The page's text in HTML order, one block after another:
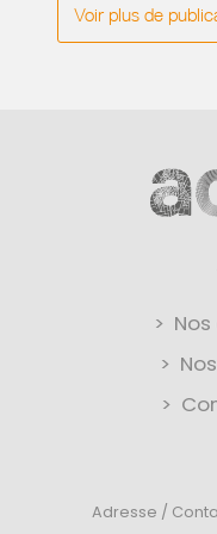
Voir plus de
Adresse /